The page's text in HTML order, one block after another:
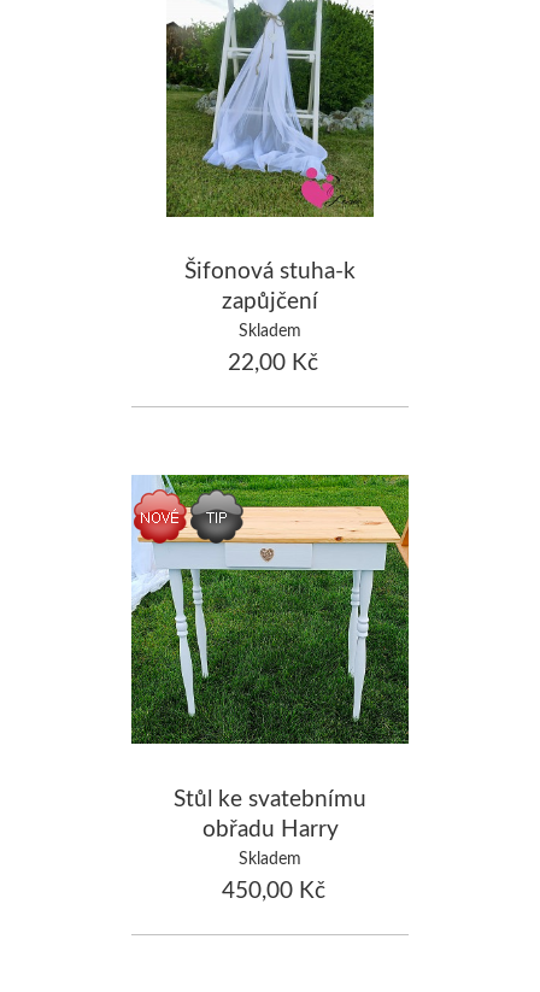
Šifonová stuha-k
zapůjčení
Skladem
22,00 Kč
Stůl ke svatebnímu
obřadu Harry
Skladem
450,00 Kč